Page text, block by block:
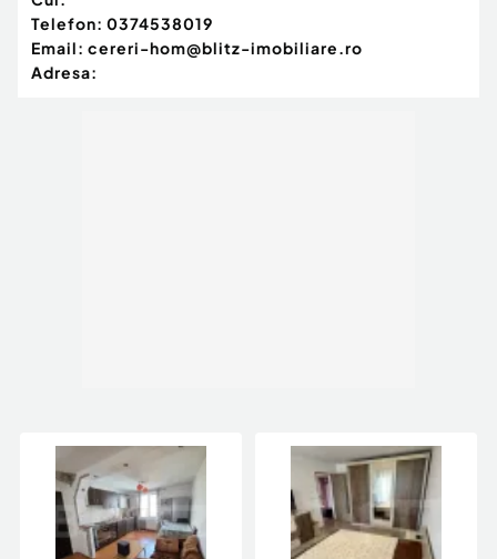
Telefon: 0374538019
Email: cereri-hom@blitz-imobiliare.ro
Adresa: